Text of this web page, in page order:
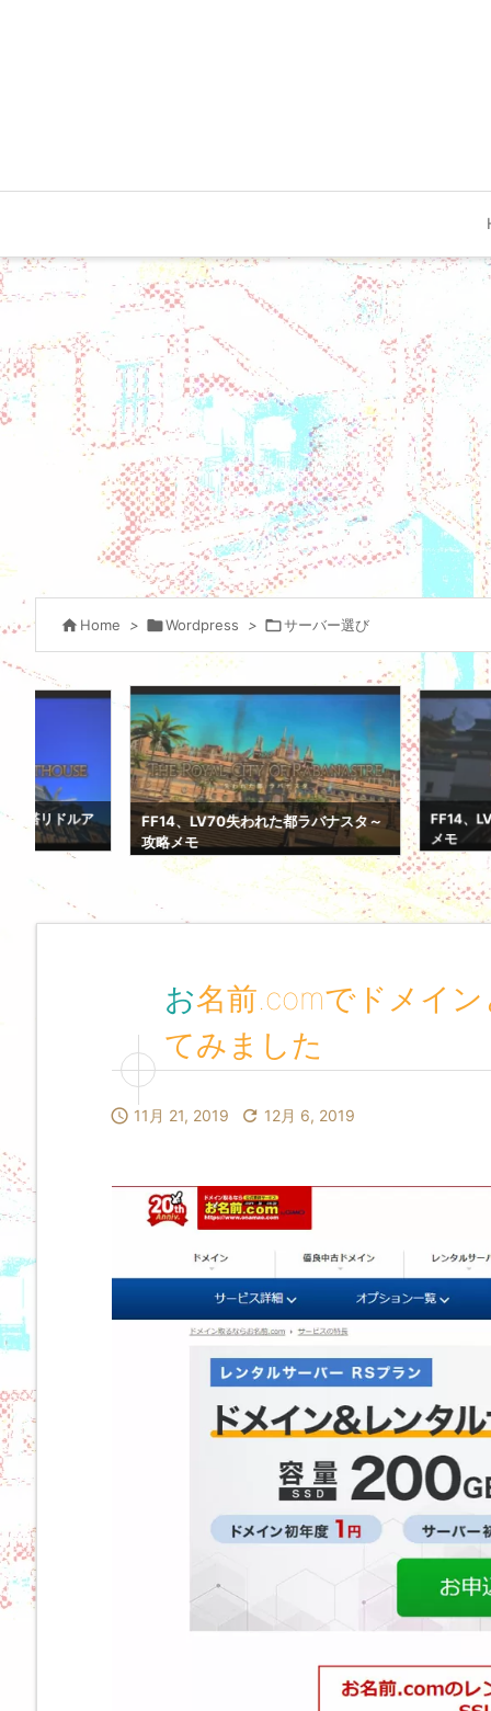
 Home > Wordpress > サーバー選び
FF14、LV70失われた都ラバナスタ～
攻略メモ
FF14、LV70悪党成敗ク
メモ
お名前.comでドメインとレンタルサーバーを契約し
てみました
 11月 21, 2019  12月 6, 2019